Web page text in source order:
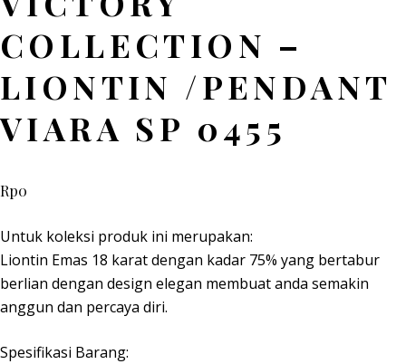
COLLECTION –
LIONTIN /PENDANT
VIARA SP 0455
Rp0
Untuk koleksi produk ini merupakan:
Liontin Emas 18 karat dengan kadar 75% yang bertabur
berlian dengan design elegan membuat anda semakin
anggun dan percaya diri.
Spesifikasi Barang: